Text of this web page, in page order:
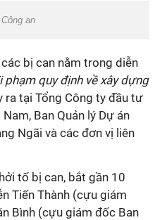
an
bị can nằm trong diễn
phạm quy định về xây dựng
ra tại Tổng Công ty đầu tư
Ban Quản lý Dự án
Ngãi và các đơn vị liên
tố bị can, bắt gần 10
Tiến Thành (cựu giám
Bình (cựu giám đốc Ban